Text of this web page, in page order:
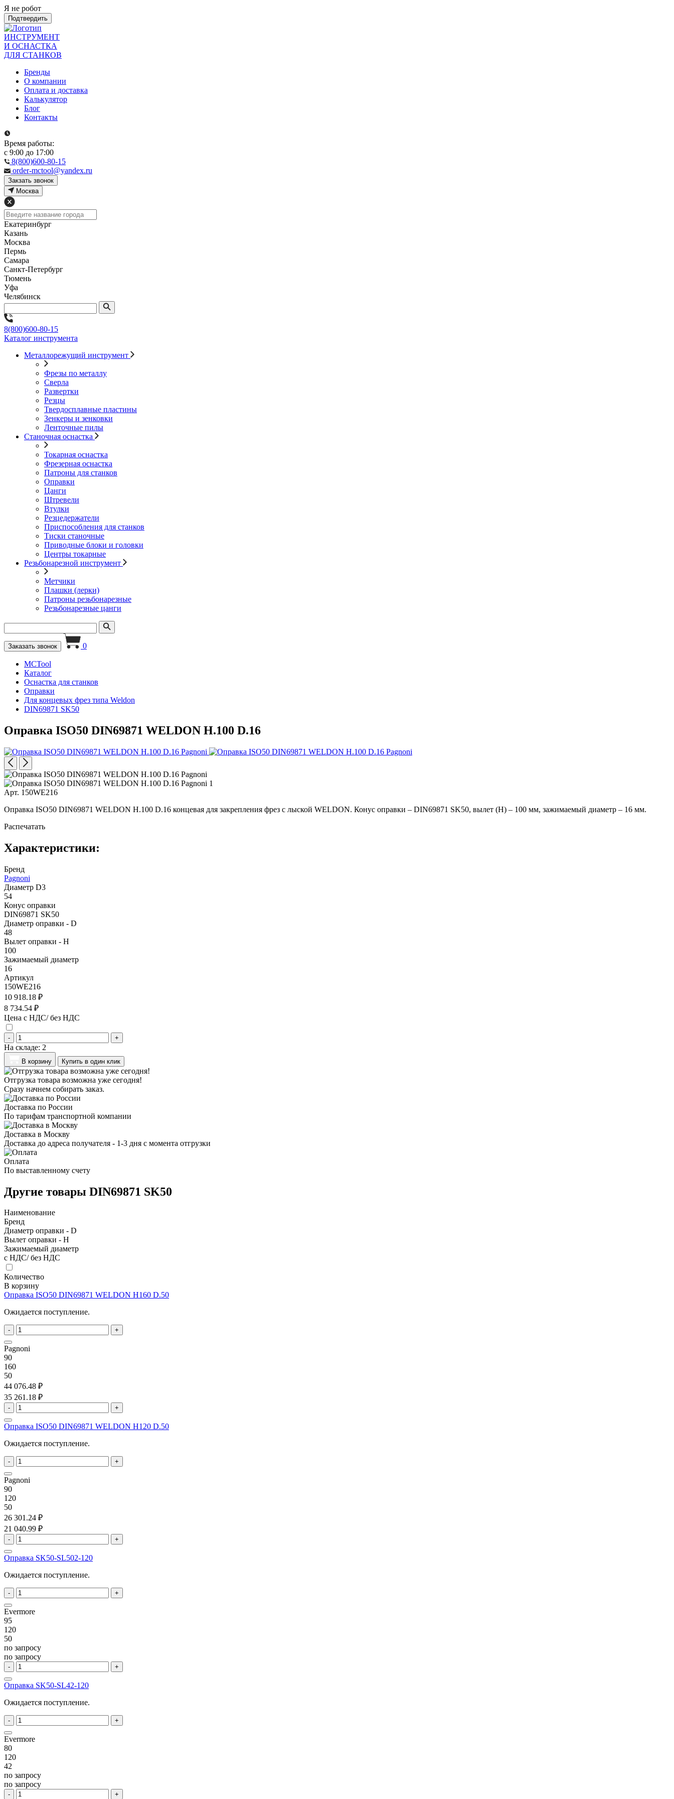
Я не робот
Подтвердить
ИНСТРУМЕНТ
И ОСНАСТКА
ДЛЯ СТАНКОВ
Бренды
О компании
Оплата и доставка
Калькулятор
Блог
Контакты
Время работы:
с 9:00 до 17:00
8(800)600-80-15
order-mctool@yandex.ru
Закзать звонок
Москва
Екатеринбург
Казань
Москва
Пермь
Самара
Санкт-Петербург
Тюмень
Уфа
Челябинск
8(800)600-80-15
Каталог инструмента
Металлорежущий инструмент
Фрезы по металлу
Сверла
Развертки
Резцы
Твердосплавные пластины
Зенкеры и зенковки
Ленточные пилы
Станочная оснастка
Токарная оснастка
Фрезерная оснастка
Патроны для станков
Оправки
Цанги
Штревели
Втулки
Резцедержатели
Приспособления для станков
Тиски станочные
Приводные блоки и головки
Центры токарные
Резьбонарезной инструмент
Метчики
Плашки (лерки)
Патроны резьбонарезные
Резьбонарезные цанги
Заказать звонок 0
MCTool
Каталог
Оснастка для станков
Оправки
Для концевых фрез типа Weldon
DIN69871 SK50
Оправка ISO50 DIN69871 WELDON H.100 D.16
Арт. 150WE216
Оправка ISO50 DIN69871 WELDON H.100 D.16 концевая для закрепления фрез с лыской WELDON. Конус оправки – DIN69871 SK50, вылет (H) – 100 мм, зажимаемый диаметр – 16 мм.
Распечатать
Характеристики:
Бренд
Pagnoni
Диаметр D3
54
Конус оправки
DIN69871 SK50
Диаметр оправки - D
48
Вылет оправки - H
100
Зажимаемый диаметр
16
Артикул
150WE216
10 918.18 ₽
8 734.54 ₽
Цена с НДС/ без НДС
- +
На складе: 2
В корзину Купить в один клик
Отгрузка товара возможна уже сегодня!
Сразу начнем собирать заказ.
Доставка по России
По тарифам транспортной компании
Доставка в Москву
Доставка до адреса получателя - 1-3 дня с момента отгрузки
Оплата
По выставленному счету
Другие товары DIN69871 SK50
Наименование
Бренд
Диаметр оправки - D
Вылет оправки - H
Зажимаемый диаметр
с НДС/ без НДС
Количество
В корзину
Оправка ISO50 DIN69871 WELDON H160 D.50
Ожидается поступление.
- +
Pagnoni
90
160
50
44 076.48 ₽
35 261.18 ₽
- +
Оправка ISO50 DIN69871 WELDON H120 D.50
Ожидается поступление.
- +
Pagnoni
90
120
50
26 301.24 ₽
21 040.99 ₽
- +
Оправка SK50-SL502-120
Ожидается поступление.
- +
Evermore
95
120
50
по запросу
по запросу
- +
Оправка SK50-SL42-120
Ожидается поступление.
- +
Evermore
80
120
42
по запросу
по запросу
- +